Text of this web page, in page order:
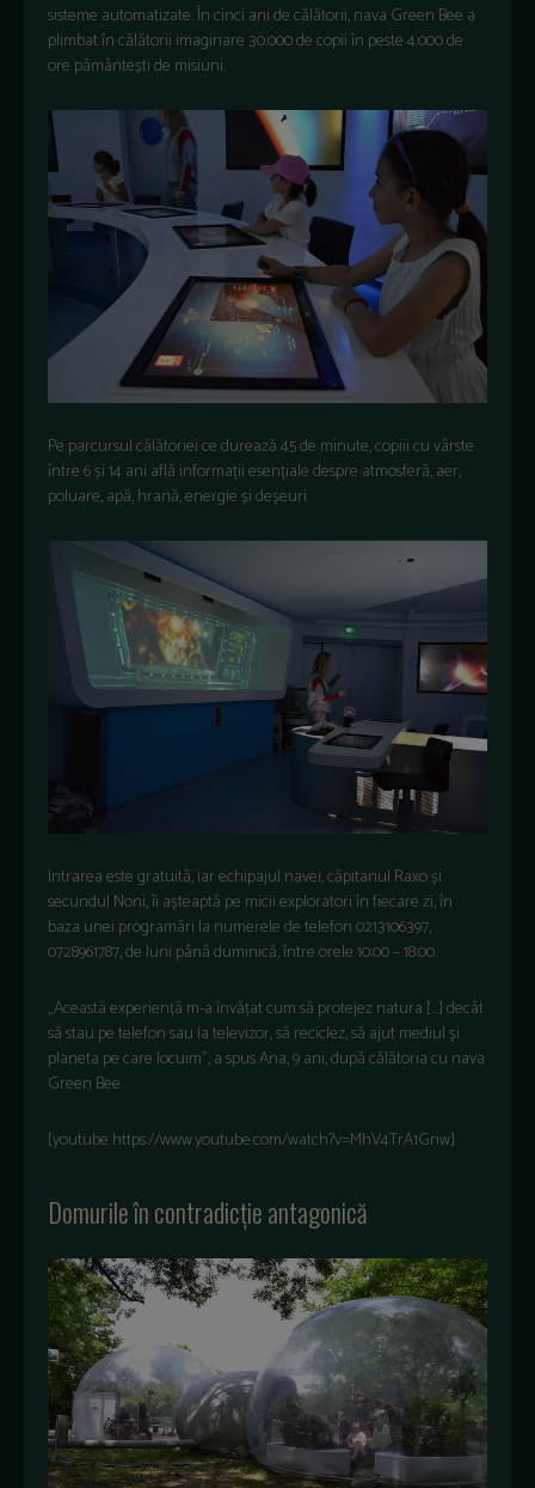
sisteme automatizate. În cinci ani de călătorii, nava Green Bee a
plimbat în călătorii imaginare 30.000 de copii în peste 4.000 de
ore pământești de misiuni.
Pe parcursul călătoriei ce durează 45 de minute, copiii cu vârste
între 6 și 14 ani află informații esențiale despre atmosferă, aer,
poluare, apă, hrană, energie și deșeuri.
Intrarea este gratuită, iar echipajul navei, căpitanul Raxo și
secundul Noni, îi așteaptă pe micii exploratori în fiecare zi, în
baza unei programări la numerele de telefon 0213106397,
0728961787, de luni până duminică, între orele 10:00 – 18:00.
„Această experiență m-a învățat cum să protejez natura […] decât
să stau pe telefon sau la televizor, să reciclez, să ajut mediul și
planeta pe care locuim”, a spus Ana, 9 ani, după călătoria cu nava
Green Bee.
[youtube https://www.youtube.com/watch?v=MhV4TrA1Gnw]
Domurile în contradicție antagonică